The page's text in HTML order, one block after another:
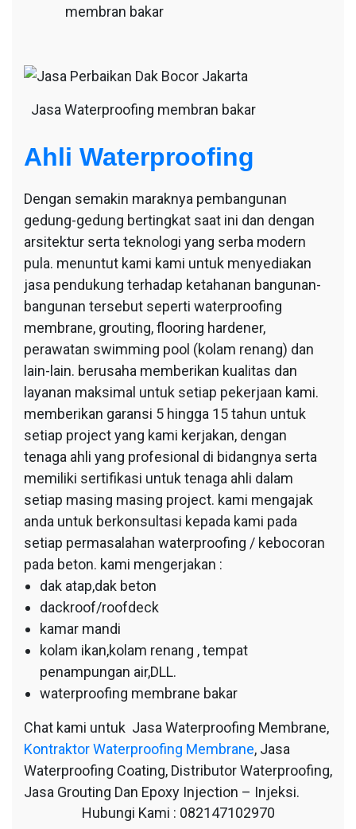
membran bakar
Jasa Waterproofing membran bakar
Ahli Waterproofing
Dengan semakin maraknya pembangunan
gedung-gedung bertingkat saat ini dan dengan
arsitektur serta teknologi yang serba modern
pula. menuntut kami kami untuk menyediakan
jasa pendukung terhadap ketahanan bangunan-
bangunan tersebut seperti waterproofing
membrane, grouting, flooring hardener,
perawatan swimming pool (kolam renang) dan
lain-lain. berusaha memberikan kualitas dan
layanan maksimal untuk setiap pekerjaan kami.
memberikan garansi 5 hingga 15 tahun untuk
setiap project yang kami kerjakan, dengan
tenaga ahli yang profesional di bidangnya serta
memiliki sertifikasi untuk tenaga ahli dalam
setiap masing masing project. kami mengajak
anda untuk berkonsultasi kepada kami pada
setiap permasalahan waterproofing / kebocoran
pada beton. kami mengerjakan :
dak atap,dak beton
dackroof/roofdeck
kamar mandi
kolam ikan,kolam renang , tempat
penampungan air,DLL.
waterproofing membrane bakar
Chat kami untuk Jasa Waterproofing Membrane,
Kontraktor Waterproofing Membrane, Jasa
Waterproofing Coating, Distributor Waterproofing,
Jasa Grouting Dan Epoxy Injection – Injeksi.
Hubungi Kami : 082147102970